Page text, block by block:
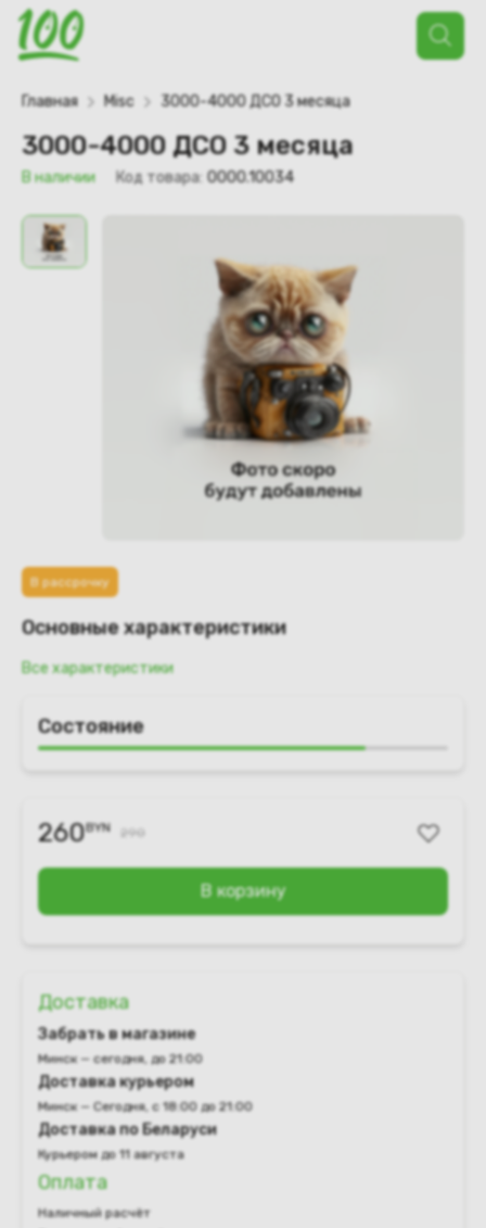
Поиск
товаров
Главная Misc 3000-4000 ДСО 3 месяца
3000-4000 ДСО 3 месяца
В наличии Код товара: 0000.10034
В рассрочку
Основные характеристики
Все характеристики
Состояние
260BYN 290
В корзину
Доставка
Забрать в магазине
Минск — сегодня, до 21:00
Доставка курьером
Минск — Сегодня, с 18:00 до 21:00
Доставка по Беларуси
Курьером до 11 августа
Оплата
Наличный расчёт